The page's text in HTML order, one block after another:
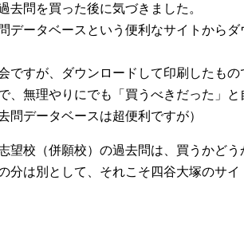
去問を買った後に気づきました。
データベースという便利なサイトから
ですが、ダウンロードして印刷したも
、無理やりにでも「買うべきだった」と
問データベースは超便利ですが）
望校（併願校）の過去問は、買うかどう
分は別として、それこそ四谷大塚のサイ